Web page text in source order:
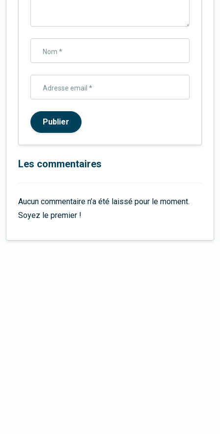
Nom *
Adresse email *
Publier
Les commentaires
Aucun commentaire n’a été laissé pour le moment.
Soyez le premier !